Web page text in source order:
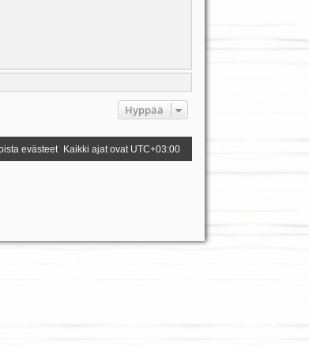
Hyppää
Kaikki ajat ovat UTC+03:00
evästeet